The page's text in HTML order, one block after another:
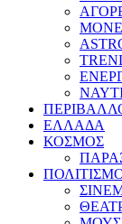
ΕΛΛΑΔΑ
ΚΟΣΜΟΣ